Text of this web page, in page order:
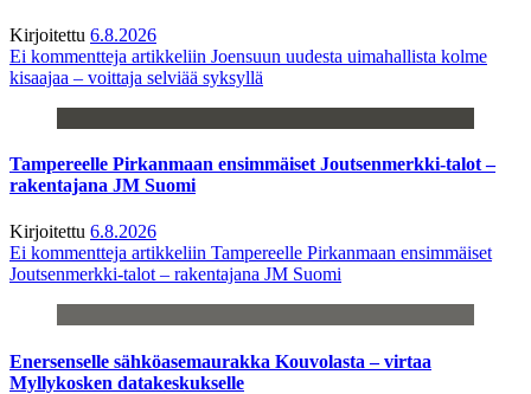
Kirjoitettu 6.8.2026
Ei kommentteja artikkeliin Joensuun uudesta uimahallista kolme
kisaajaa – voittaja selviää syksyllä
Tampereelle Pirkanmaan ensimmäiset Joutsenmerkki-talot –
rakentajana JM Suomi
Kirjoitettu 6.8.2026
Ei kommentteja artikkeliin Tampereelle Pirkanmaan ensimmäiset
Joutsenmerkki-talot – rakentajana JM Suomi
Enersenselle sähköasemaurakka Kouvolasta – virtaa
Myllykosken datakeskukselle